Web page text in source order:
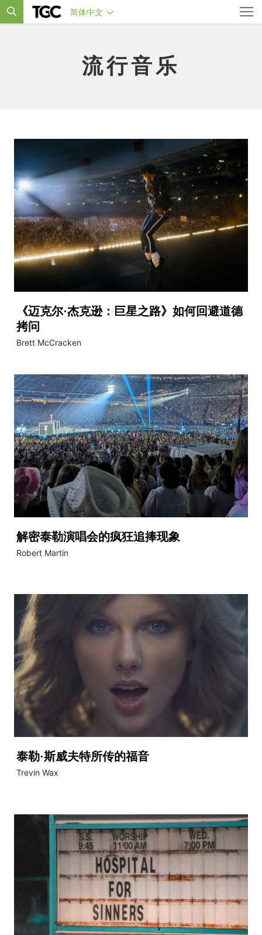
简体中文
流行音乐
《迈克尔·杰克逊：巨星之路》如何回避道德
拷问
Brett McCracken
解密泰勒演唱会的疯狂追捧现象
Robert Martin
泰勒·斯威夫特所传的福音
Trevin Wax